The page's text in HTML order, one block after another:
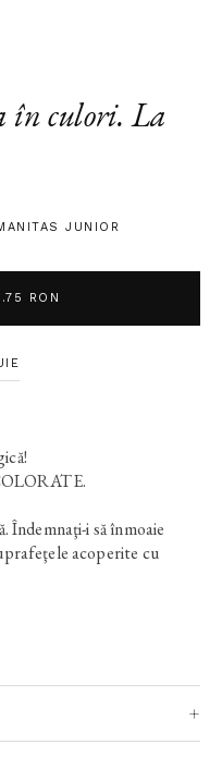
în culori. La
JUNIOR
RON
Îndemnaţi-i să înmoaie
acoperite cu
şi tactilă deosebită!